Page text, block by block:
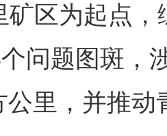
为起点，
问题图斑，
公里，并推